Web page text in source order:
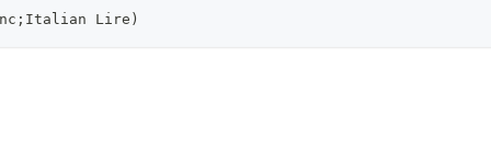
Lire)